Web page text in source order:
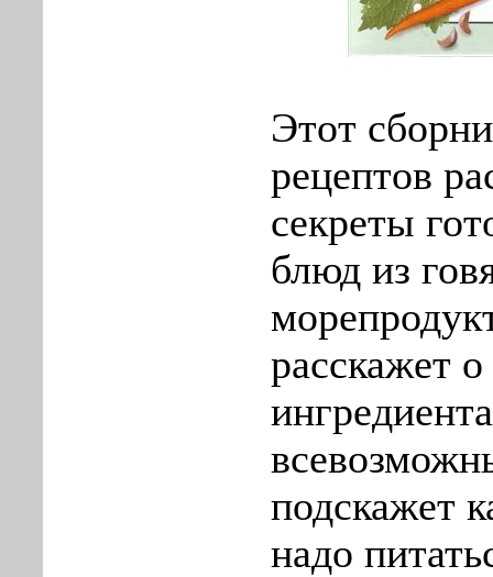
Этот
рецептов
секреты
блюд из
расскажет
подскажет
надо